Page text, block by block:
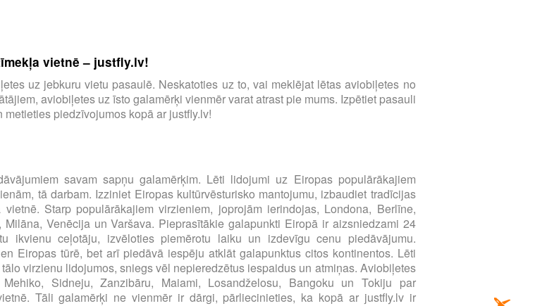
vietnē – justfly.lv!
uz jebkuru vietu pasaulē. Neskatoties uz to, vai meklējat lētas aviobiļetes no
aviobiļetes uz īsto galamērķi vienmēr varat atrast pie mums. Izpētiet pasauli
piedzīvojumos kopā ar justfly.lv!
savam sapņu galamērķim. Lēti lidojumi uz Eiropas populārākajiem
tā darbam. Izziniet Eiropas kultūrvēsturisko mantojumu, izbaudiet tradīcijas
Starp populārākajiem virzieniem, joprojām ierindojas, Londona, Berlīne,
Venēcija un Varšava. Pieprasītākie galapunkti Eiropā ir aizsniedzami 24
ikvienu ceļotāju, izvēloties piemērotu laiku un izdevīgu cenu piedāvājumu.
Eiropas tūrē, bet arī piedāvā iespēju atklāt galapunktus citos kontinentos. Lēti
virzienu lidojumos, sniegs vēl nepieredzētus iespaidus un atmiņas. Aviobiļetes
Sidneju, Zanzibāru, Maiami, Losandželosu, Bangoku un Tokiju par
Tāli galamērķi ne vienmēr ir dārgi, pārliecinieties, ka kopā ar justfly.lv ir